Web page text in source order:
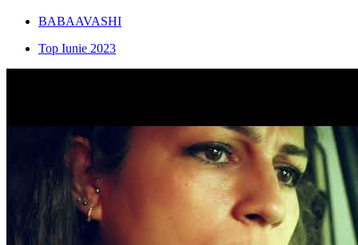
BABAAVASHI
Top Iunie 2023